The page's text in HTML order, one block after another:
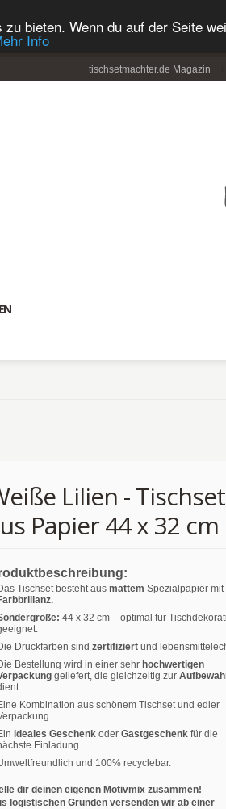
bieten. Wenn du auf der Seite
Info
tischsetmachter.de Magazin
Lilien - Tischset
Papier 44 x 32 cm
Tischset besteht aus mattem Spezialpapier mit
44 x 32 cm – optimal für
Druckfarben sind zertifiziert und
Bestellung wird in einer sehr hochwertigen
geliefert, die gleichzeitig zur
Kombination aus schönem Tischset und edler
ideales Geschenk oder Gastgeschenk für die
Einladung.
und 100% recyclebar.
dir deinen eigenen Motivmix zusammen!
logistischen Gründen versenden wir ab einer